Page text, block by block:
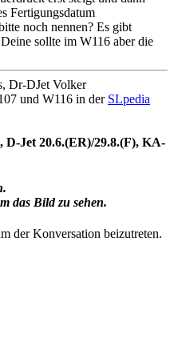
Fertigungsdatum
noch nennen? Es gibt
sollte im W116 aber die
Dr-DJet Volker
und W116 in der SLpedia
D-Jet 20.6.(ER)/29.8.(F), KA-
das Bild zu sehen.
der Konversation beizutreten.